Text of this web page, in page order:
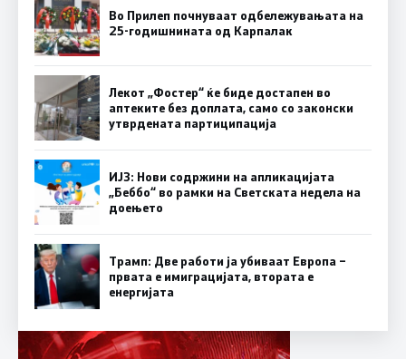
Во Прилеп почнуваат одбележувањата на
25-годишнината од Карпалак
Лекот „Фостер“ ќе биде достапен во
аптеките без доплата, само со законски
утврдената партиципација
ИЈЗ: Нови содржини на апликацијата
„Беббо“ во рамки на Светската недела на
доењето
Трамп: Две работи ја убиваат Европа –
првата е имиграцијата, втората е
енергијата